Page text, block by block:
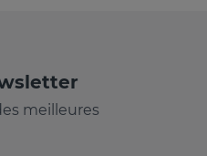
meilleures